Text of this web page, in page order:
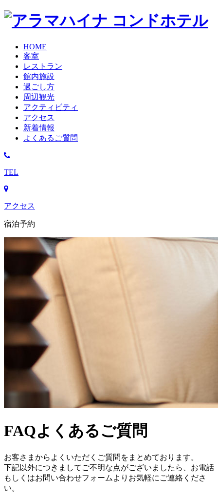
HOME
客室
レストラン
館内施設
過ごし方
周辺観光
アクティビティ
アクセス
新着情報
よくあるご質問
TEL
アクセス
宿泊予約
FAQよくあるご質問
お客さまからよくいただくご質問をまとめております。
下記以外につきましてご不明な点がございましたら、お電話
もしくはお問い合わせフォームよりお気軽にご連絡くださ
い。